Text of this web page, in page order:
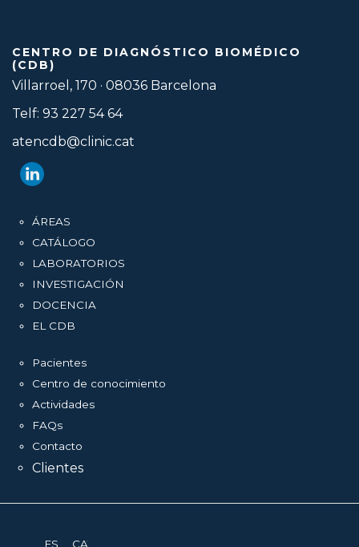
CENTRO DE DIAGNÓSTICO BIOMÉDICO
(CDB)
Villarroel, 170 · 08036 Barcelona
Telf: 93 227 54 64
atencdb@clinic.cat
ÁREAS
CATÁLOGO
LABORATORIOS
INVESTIGACIÓN
DOCENCIA
EL CDB
Pacientes
Centro de conocimiento
Actividades
FAQs
Contacto
Clientes
ESPAÑOLCATALÀ